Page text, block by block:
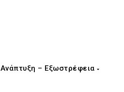
Ανάπτυξη – Εξωστρέφεια